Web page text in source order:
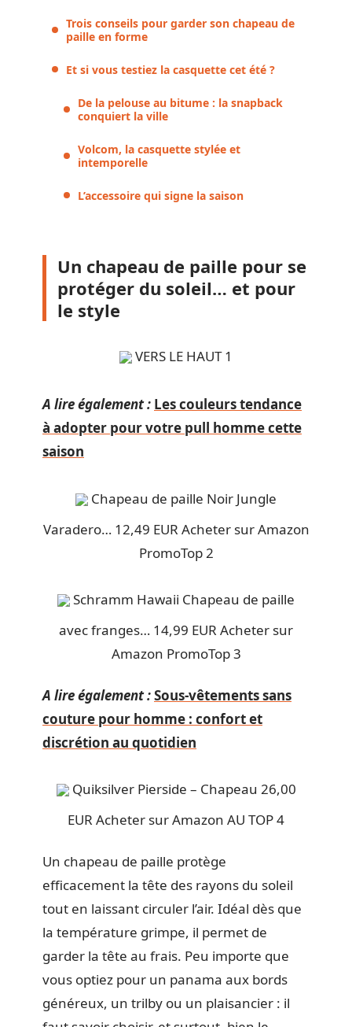
Trois conseils pour garder son chapeau de
paille en forme
Et si vous testiez la casquette cet été ?
De la pelouse au bitume : la snapback
conquiert la ville
Volcom, la casquette stylée et
intemporelle
L’accessoire qui signe la saison
Un chapeau de paille pour se
protéger du soleil… et pour
le style
VERS LE HAUT 1
A lire également : Les couleurs tendance
à adopter pour votre pull homme cette
saison
Chapeau de paille Noir Jungle
Varadero… 12,49 EUR Acheter sur Amazon
PromoTop 2
Schramm Hawaii Chapeau de paille
avec franges… 14,99 EUR Acheter sur
Amazon PromoTop 3
A lire également :Sous-vêtements sans
couture pour homme : confort et
discrétion au quotidien
Quiksilver Pierside – Chapeau 26,00
EUR Acheter sur Amazon AU TOP 4
Un chapeau de paille protège
efficacement la tête des rayons du soleil
tout en laissant circuler l’air. Idéal dès que
la température grimpe, il permet de
garder la tête au frais. Peu importe que
vous optiez pour un panama aux bords
généreux, un trilby ou un plaisancier : il